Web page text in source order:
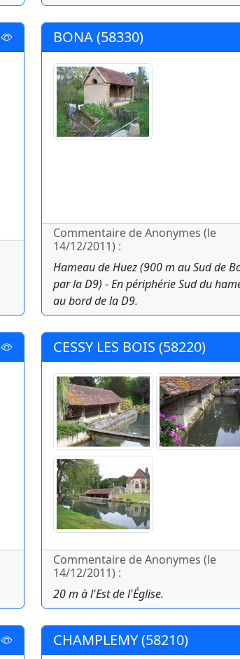
BONA (58330)
Commentaire de Anonymes (le
14/12/2011) :
Hameau de Huez (900 m au Sud de
par la D9) - En périphérie Sud du
au bord de la D9.
CESSY LES BOIS (58220)
Commentaire de Anonymes (le
14/12/2011) :
20 m à l'Est de l'Église.
CHAMPLEMY (58210)